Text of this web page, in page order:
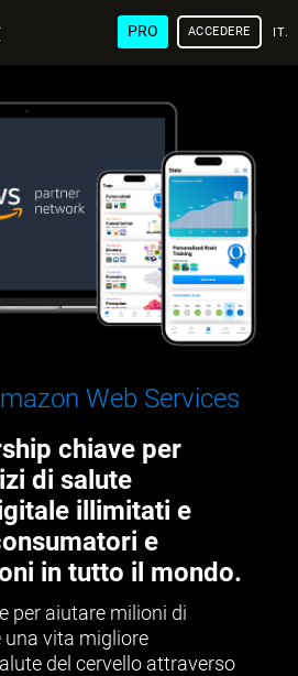
PRO ACCEDERE
Web Services
chiave per
di salute
illimitati e
e
in tutto il mondo.
per aiutare milioni di
una vita migliore
del cervello attraverso